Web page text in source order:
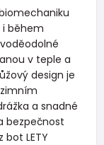
i během
v teple a
design je
a snadné
bezpečnost
LETY